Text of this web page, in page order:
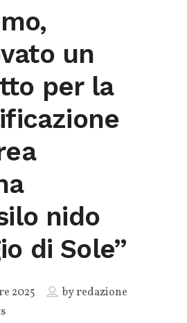
un
per la
nido
di Sole”
2025 byredazione